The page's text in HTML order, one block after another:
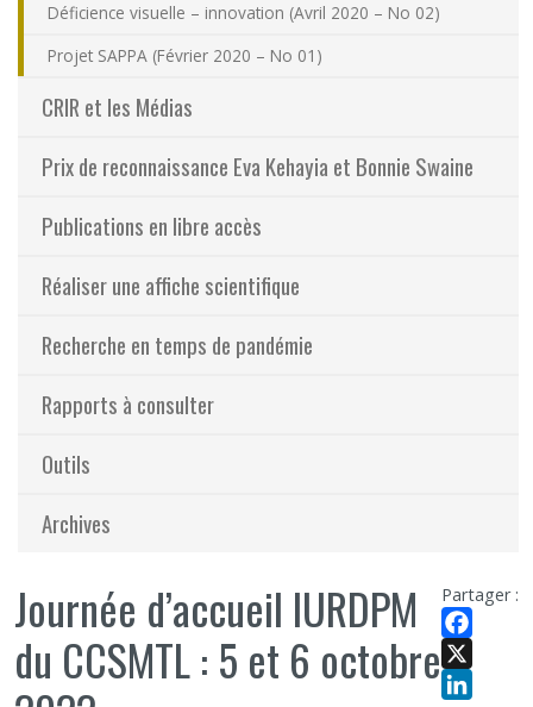
Déficience visuelle – innovation (Avril 2020 – No 02)
Projet SAPPA (Février 2020 – No 01)
CRIR et les Médias
Prix de reconnaissance Eva Kehayia et Bonnie Swaine
Publications en libre accès
Réaliser une affiche scientifique
Recherche en temps de pandémie
Rapports à consulter
Outils
Archives
Partager :
Facebook
X
Journée d’accueil IURDPM
du CCSMTL : 5 et 6 octobre